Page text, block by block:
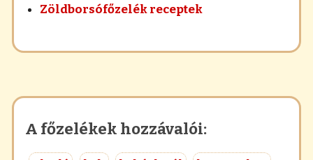
Zöldborsófőzelék receptek
A főzelékek hozzávalói: